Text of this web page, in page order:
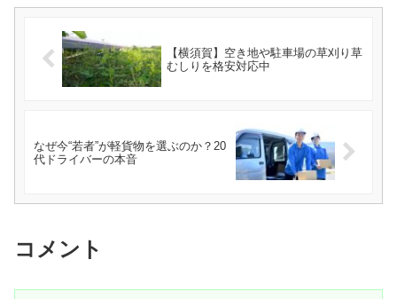
【横須賀】空き地や駐車場の草刈り草
むしりを格安対応中
なぜ今“若者”が軽貨物を選ぶのか？20
代ドライバーの本音
コメント